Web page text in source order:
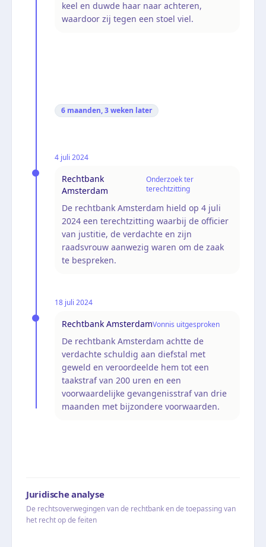
keel en duwde haar naar achteren,
waardoor zij tegen een stoel viel.
6 maanden, 3 weken later
4 juli 2024
Rechtbank
Amsterdam
Onderzoek ter
terechtzitting
De rechtbank Amsterdam hield op 4 juli
2024 een terechtzitting waarbij de officier
van justitie, de verdachte en zijn
raadsvrouw aanwezig waren om de zaak
te bespreken.
18 juli 2024
Rechtbank AmsterdamVonnis uitgesproken
De rechtbank Amsterdam achtte de
verdachte schuldig aan diefstal met
geweld en veroordeelde hem tot een
taakstraf van 200 uren en een
voorwaardelijke gevangenisstraf van drie
maanden met bijzondere voorwaarden.
Juridische analyse
De rechtsoverwegingen van de rechtbank en de toepassing van
het recht op de feiten